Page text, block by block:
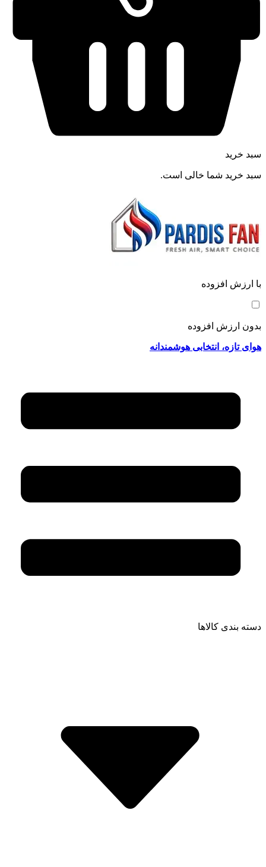
سبد خرید
سبد خرید شما خالی است.
با ارزش افزوده
بدون ارزش افزوده
هوای تازه، انتخابی هوشمندانه
دسته بندی کالاها